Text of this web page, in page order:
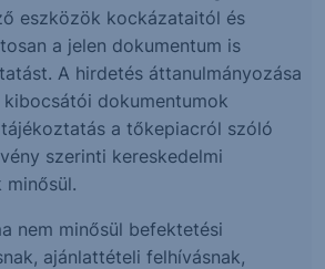
eszközök kockázataitól és
a jelen dokumentum is
A hirdetés áttanulmányozása
dokumentumok
a tőkepiacról szóló
szerinti kereskedelmi
minősül.
nem minősül befektetési
ajánlattételi felhívásnak,